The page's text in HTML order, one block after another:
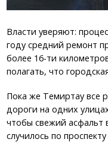
Власти уверяют:
году средний ремонт
более 16-ти
полагать, что
Пока же Темиртау все
дороги на одних
чтобы свежий асфальт
случилось по